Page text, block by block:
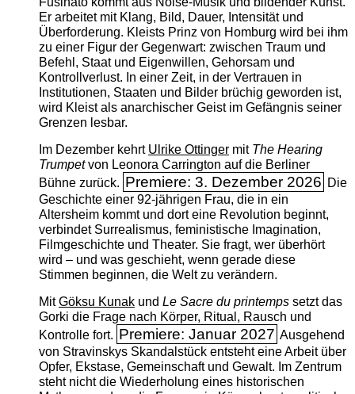
Er arbeitet mit Klang, Bild, Dauer, Intensität und
Überforderung. Kleists Prinz von Homburg wird bei ihm
zu einer Figur der Gegenwart: zwischen Traum und
Befehl, Staat und Eigenwillen, Gehorsam und
Kontrollverlust. In einer Zeit, in der Vertrauen in
Institutionen, Staaten und Bilder brüchig geworden ist,
wird Kleist als anarchischer Geist im Gefängnis seiner
Grenzen lesbar.
Im Dezember kehrt Ulrike Ottingermit The ­Hearing
Trumpetvon Leonora Carrington auf die Berliner
Bühne zurück. Premiere: 3. Dezember 2026 Die
Geschichte einer 92-jährigen Frau, die in ein
Altersheim kommt und dort eine Revolution beginnt,
verbindet Surrealismus, feministische Imagination,
Filmgeschichte und Theater. Sie fragt, wer überhört
wird – und was geschieht, wenn gerade diese
Stimmen beginnen, die Welt zu verändern.
MitGöksu Kunakund Le Sacre du printempssetzt das
Gorki die Frage nach Körper, Ritual, Rausch und
Kontrolle fort. Premiere: Januar 2027 Ausgehend
von Stravinskys Skandalstück entsteht eine Arbeit über
Opfer, Ekstase, Gemeinschaft und Gewalt. Im Zentrum
steht nicht die Wiederholung eines historischen